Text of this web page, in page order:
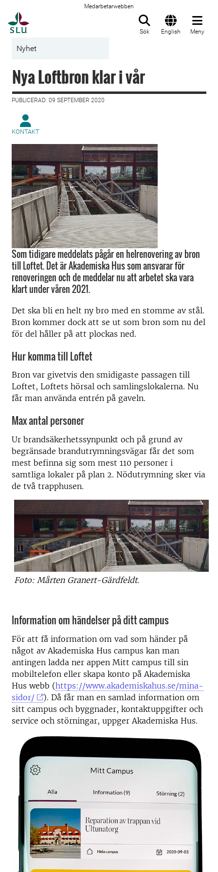
Medarbetarwebben
Sök English Meny
Nyhet
Nya Loftbron klar i vår
PUBLICERAD: 09 SEPTEMBER 2020
KONTAKT
Som tidigare meddelats pågår en helrenovering av bron
till Loftet. Det är Akademiska Hus som ansvarar för
renoveringen och de meddelar nu att arbetet ska vara
klart under våren 2021.
Det ska bli en helt ny bro med en stomme av stål.
Bron kommer dock att se ut som bron som nu del
för del håller på att plockas ned.
Hur komma till Loftet
Bron var givetvis den smidigaste passagen till
Loftet, Loftets hörsal och samlingslokalerna. Nu
får man använda entrén på gaveln.
Max antal personer
Ur brandsäkerhetssynpunkt och på grund av
begränsade brandutrymningsvägar får det som
mest befinna sig som mest 110 personer i
samtliga lokaler på plan 2. Nödutrymning sker via
de två trapphusen.
Foto: Mårten Granert-Gärdfeldt.
Information om händelser på ditt campus
För att få information om vad som händer på
något av Akademiska Hus campus kan man
antingen ladda ner appen Mitt campus till sin
mobiltelefon eller skapa konto på Akademiska
Hus webb (https://www.akademiskahus.se/mina-
sidor/
). Då får man en samlad information om
sitt campus och byggnader, kontaktuppgifter och
service och störningar, uppger Akademiska Hus.